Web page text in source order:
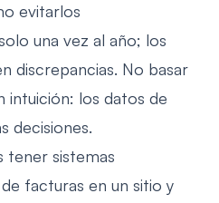
evitarlos
una vez al año; los
discrepancias. No basar
intuición: los datos de
decisiones.
sistemas
facturas en un sitio y